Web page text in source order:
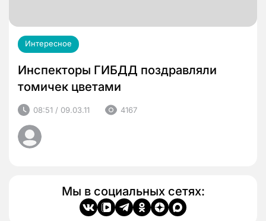
Интересное
Инспекторы ГИБДД поздравляли
томичек цветами
08:51 / 09.03.11 4167
Мы в социальных сетях: